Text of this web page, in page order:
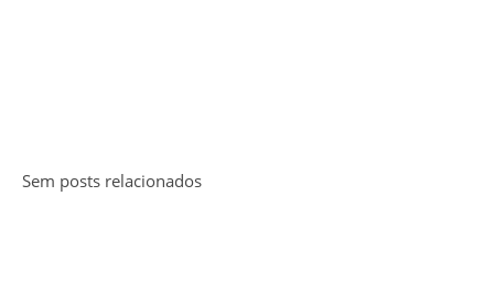
Sem posts relacionados